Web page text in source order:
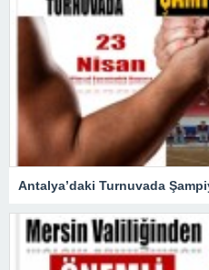
Antalya’daki Turnuvada